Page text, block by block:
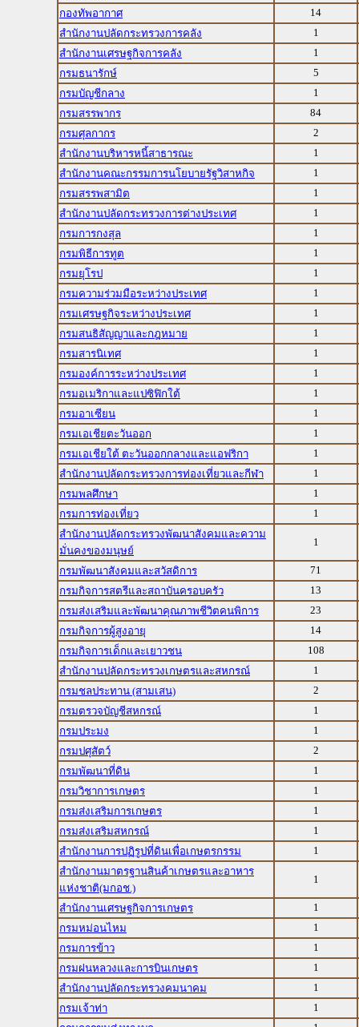
กองทัพอากาศ
14
สำนักงานปลัดกระทรวงการคลัง
1
สำนักงานเศรษฐกิจการคลัง
1
กรมธนารักษ์
5
กรมบัญชีกลาง
1
กรมสรรพากร
84
กรมศุลกากร
2
สำนักงานบริหารหนี้สาธารณะ
1
สำนักงานคณะกรรมการนโยบายรัฐวิสาหกิจ
1
กรมสรรพสามิต
1
สำนักงานปลัดกระทรวงการต่างประเทศ
1
กรมการกงสุล
1
กรมพิธีการทูต
1
กรมยุโรป
1
กรมความร่วมมือระหว่างประเทศ
1
กรมเศรษฐกิจระหว่างประเทศ
1
กรมสนธิสัญญาและกฎหมาย
1
กรมสารนิเทศ
1
กรมองค์การระหว่างประเทศ
1
กรมอเมริกาและแปซิฟิกใต้
1
กรมอาเซียน
1
กรมเอเชียตะวันออก
1
กรมเอเชียใต้ ตะวันออกกลางและแอฟริกา
1
สำนักงานปลัดกระทรวงการท่องเที่ยวและกีฬา
1
กรมพลศึกษา
1
กรมการท่องเที่ยว
1
สำนักงานปลัดกระทรวงพัฒนาสังคมและความ
มั่นคงของมนุษย์
1
กรมพัฒนาสังคมและสวัสดิการ
71
กรมกิจการสตรีและสถาบันครอบครัว
13
กรมส่งเสริมและพัฒนาคุณภาพชีวิตคนพิการ
23
กรมกิจการผู้สูงอายุ
14
กรมกิจการเด็กและเยาวชน
108
สำนักงานปลัดกระทรวงเกษตรและสหกรณ์
1
กรมชลประทาน (สามเสน)
2
กรมตรวจบัญชีสหกรณ์
1
กรมประมง
1
กรมปศุสัตว์
2
กรมพัฒนาที่ดิน
1
กรมวิชาการเกษตร
1
กรมส่งเสริมการเกษตร
1
กรมส่งเสริมสหกรณ์
1
สำนักงานการปฏิรูปที่ดินเพื่อเกษตรกรรม
1
สำนักงานมาตรฐานสินค้าเกษตรและอาหาร
แห่งชาติ(มกอช.)
1
สำนักงานเศรษฐกิจการเกษตร
1
กรมหม่อนไหม
1
กรมการข้าว
1
กรมฝนหลวงและการบินเกษตร
1
สำนักงานปลัดกระทรวงคมนาคม
1
กรมเจ้าท่า
1